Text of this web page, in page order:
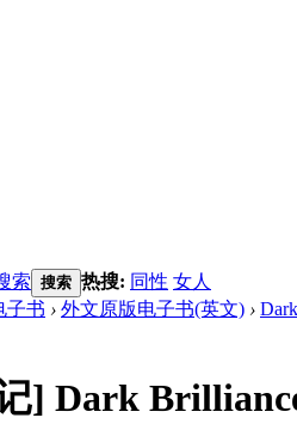
索 搜索 热搜: 同性 女人
子书 › 外文原版电子书(英文) ›
] Dark